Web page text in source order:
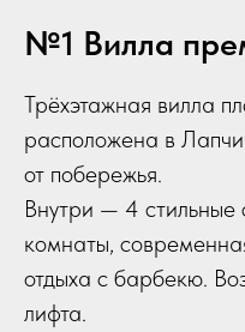
№1 Вилла
Трёхэтажная вилла
расположена в
от побережья.
Внутри — 4 стильные
комнаты,
отдыха с барбекю.
лифта.